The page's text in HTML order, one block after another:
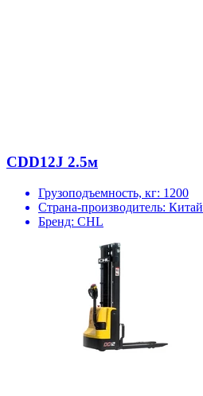
CDD12J 2.5м
Грузоподъемность, кг: 1200
Страна-производитель: Китай
Бренд: CHL